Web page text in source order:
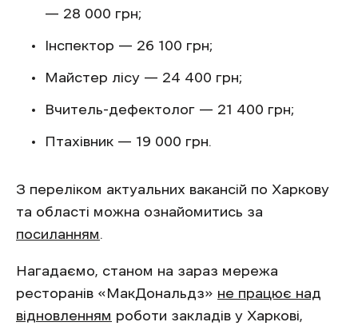
— 28 000 грн;
Інспектор — 26 100 грн;
Майстер лісу — 24 400 грн;
Вчитель-дефектолог — 21 400 грн;
Птахівник — 19 000 грн.
З переліком актуальних вакансій по Харкову
та області можна ознайомитись за
посиланням.
Нагадаємо, станом на зараз мережа
ресторанів «МакДональдз» не працює над
відновленням роботи закладів у Харкові,